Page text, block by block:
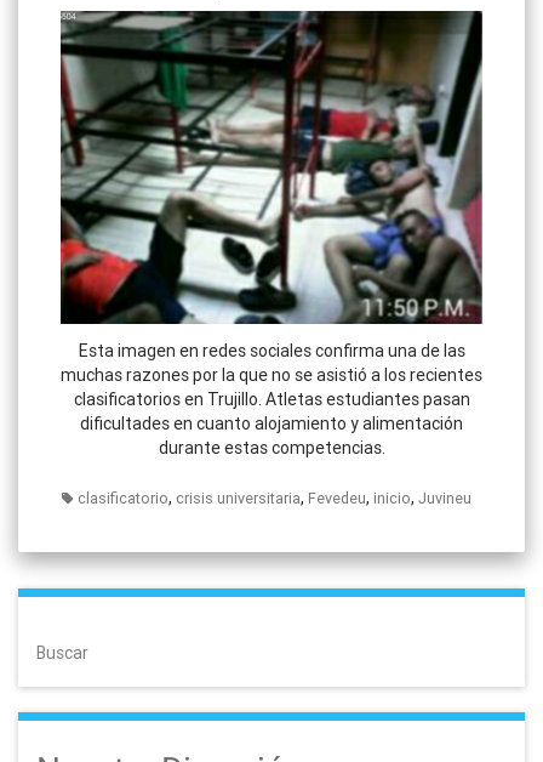
Esta imagen en redes sociales confirma una de las
muchas razones por la que no se asistió a los recientes
clasificatorios en Trujillo. Atletas estudiantes pasan
dificultades en cuanto alojamiento y alimentación
durante estas competencias.
clasificatorio, crisis universitaria, Fevedeu, inicio, Juvineu
Buscar